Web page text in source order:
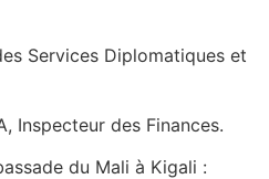
Services Diplomatiques et
Inspecteur des Finances.
du Mali à Kigali :